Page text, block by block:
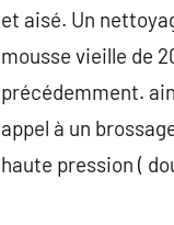
et aisé. Un
mousse vieille de
précédemment.
appel à un
haute pression (